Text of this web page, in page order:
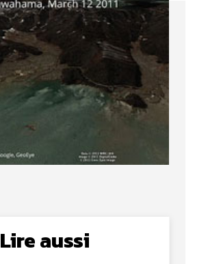
Lire aussi